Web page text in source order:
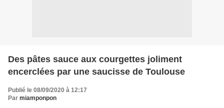
Des pâtes sauce aux courgettes joliment
encerclées par une saucisse de Toulouse
Publié le 08/09/2020 à 12:17
Par miamponpon